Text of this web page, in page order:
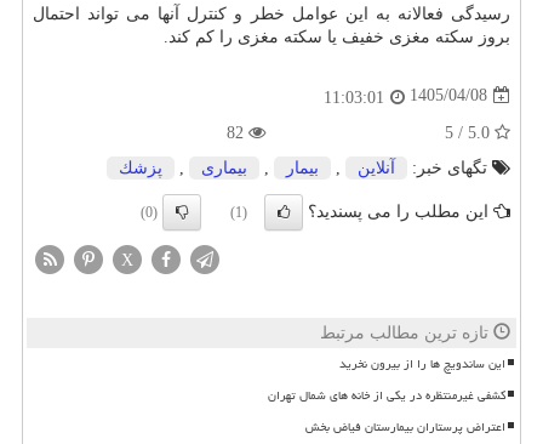
رسیدگی فعالانه به این عوامل خطر و کنترل آنها می تواند احتمال
بروز سکته مغزی خفیف یا سکته مغزی را کم کند.
1405/04/08
11:03:01
تگهای خبر:
آنلاین بیمار بیماری پزشك
این مطلب را می پسندید؟ (1)
(0)
X
تازه ترین مطالب مرتبط
این ساندویچ ها را از بیرون نخرید
کشفی غیرمنتظره در یکی از خانه های شمال تهران
اعتراض پرستاران بیمارستان فیاض بخش